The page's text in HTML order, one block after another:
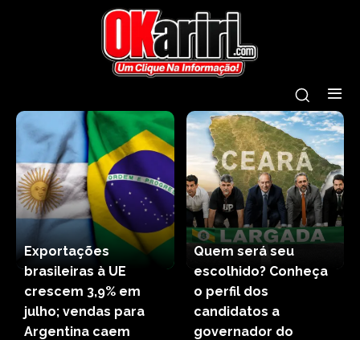
Exportações
brasileiras à UE
crescem 3,9% em
julho; vendas para
Argentina caem
Quem será seu
escolhido? Conheça
o perfil dos
candidatos a
governador do